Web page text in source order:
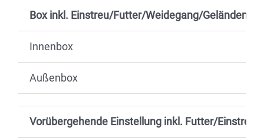
Box inkl. Einstreu/Futter/Weidegang/
Innenbox
Außenbox
Vorübergehende Einstellung inkl. Futter/Einstreu